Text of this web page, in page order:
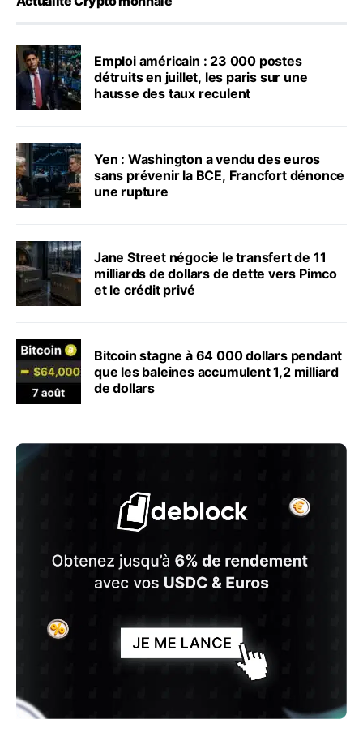
Emploi américain : 23 000 postes
détruits en juillet, les paris sur une
hausse des taux reculent
Yen : Washington a vendu des euros
sans prévenir la BCE, Francfort dénonce
une rupture
Jane Street négocie le transfert de 11
milliards de dollars de dette vers Pimco
et le crédit privé
Bitcoin stagne à 64 000 dollars pendant
que les baleines accumulent 1,2 milliard
de dollars